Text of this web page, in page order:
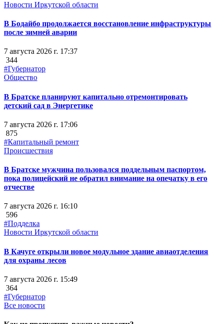
Новости Иркутской области
В Бодайбо продолжается восстановление инфраструктуры
после зимней аварии
7 августа 2026 г. 17:37
344
#Губернатор
Общество
В Братске планируют капитально отремонтировать
детский сад в Энергетике
7 августа 2026 г. 17:06
875
#Капитальный ремонт
Происшествия
В Братске мужчина пользовался поддельным паспортом,
пока полицейский не обратил внимание на опечатку в его
отчестве
7 августа 2026 г. 16:10
596
#Подделка
Новости Иркутской области
В Качуге открыли новое модульное здание авиаотделения
для охраны лесов
7 августа 2026 г. 15:49
364
#Губернатор
Все новости